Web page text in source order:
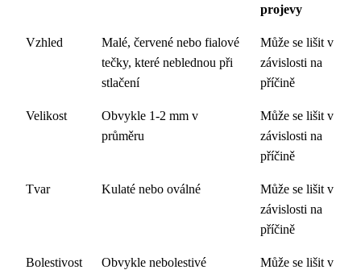
projevy
Vzhled
Malé, červené nebo fialové
tečky, které neblednou při
stlačení
Může se lišit v
závislosti na
příčině
Velikost
Obvykle 1-2 mm v
průměru
Může se lišit v
závislosti na
příčině
Tvar Kulaté nebo oválné
Může se lišit v
závislosti na
příčině
Bolestivost Obvykle nebolestivé
Může se lišit v